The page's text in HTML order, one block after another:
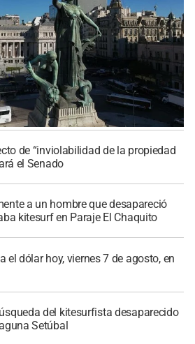
de “inviolabilidad de la propiedad
el Senado
a un hombre que desapareció
kitesurf en Paraje El Chaquito
el dólar hoy, viernes 7 de agosto, en
del kitesurfista desaparecido
Setúbal